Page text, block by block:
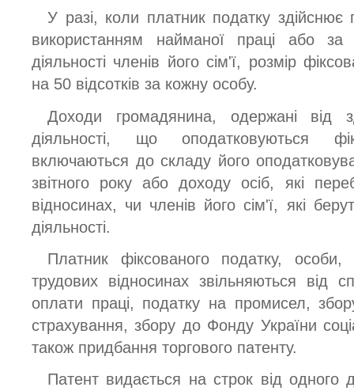
У разі, коли платник податку здійснює
використанням найманої праці або за
діяльності членів його сім'ї, розмір
на 50 відсотків за кожну особу.
Доходи громадянина, одержані від
діяльності, що оподатковуються
включаються до складу його
звітного року або доходу осіб, які
відносинах, чи членів його сім'ї, які
діяльності.
Платник фіксованого податку,
трудових відносинах звільняються від
оплати праці, податку на промисел,
страхування, збору до Фонду України
також придбання торгового патенту.
Патент видається на строк від одного